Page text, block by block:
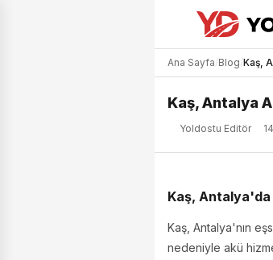
Ana Sayfa/Blog/Kaş,
Kaş, Antalya
Yoldostu Editör
Kaş, Antalya'da
Kaş, Antalya'nın
nedeniyle akü